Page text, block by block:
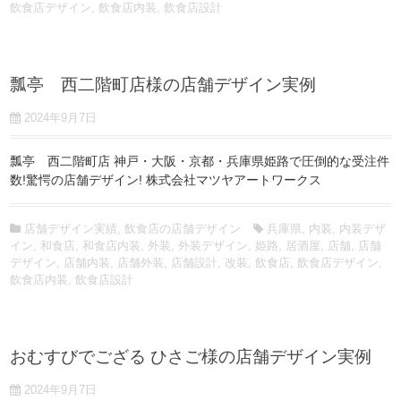
飲食店デザイン, 飲食店内装, 飲食店設計
瓢亭 西二階町店様の店舗デザイン実例
2024年9月7日
瓢亭 西二階町店 神戸・大阪・京都・兵庫県姫路で圧倒的な受注件
数!驚愕の店舗デザイン! 株式会社マツヤアートワークス
店舗デザイン実績 , 飲食店の店舗デザイン 兵庫県, 内装, 内装デザ
イン,和食店,和食店内装, 外装, 外装デザイン, 姫路, 居酒屋 , 店舗, 店舗
デザイン, 店舗内装, 店舗外装, 店舗設計 , 改装, 飲食店, 飲食店デザイン,
飲食店内装, 飲食店設計
おむすびでござる ひさご様の店舗デザイン実例
2024年9月7日